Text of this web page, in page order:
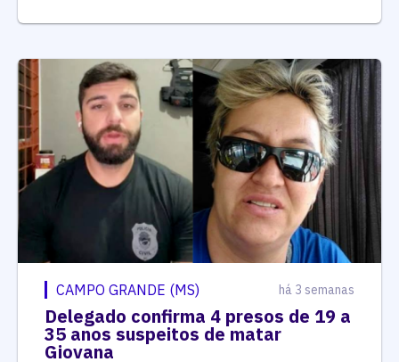
CAMPO GRANDE (MS) há 3 semanas
Delegado confirma 4 presos de 19 a
35 anos suspeitos de matar
Giovana